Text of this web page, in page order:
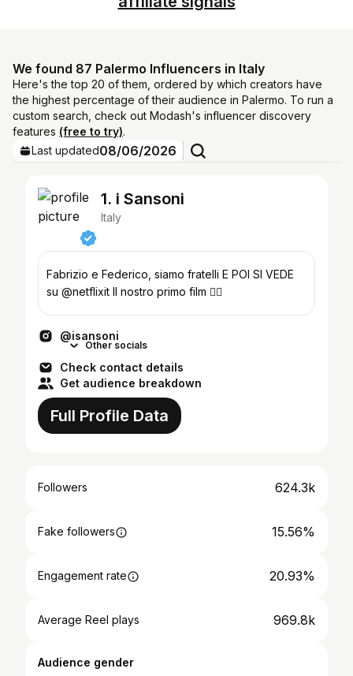
We found 87 Palermo Influencers in Italy
Here's the top 20 of them, ordered by which creators have
the highest percentage of their audience in Palermo. To run a
custom search, check out Modash's influencer discovery
features (free to try).
Last updated08/06/2026
1. i Sansoni
Italy
Fabrizio e Federico, siamo fratelli E POI SI VEDE
su @netflixit Il nostro primo film 👇🏻
@isansoni
Other socials
Check contact details
Get audience breakdown
Full Profile Data
Followers 624.3k
Fake followers 15.56%
Engagement rate 20.93%
Average Reel plays 969.8k
Audience gender